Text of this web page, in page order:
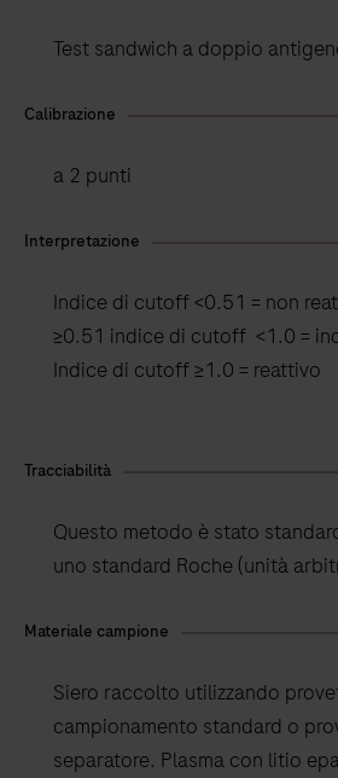
Test sandwich a doppio
Calibrazione
a 2 punti
Interpretazione
Indice di cutoff <0.51 = non
≥0.51 indice di cutoff <1.0 =
Indice di cutoff ≥1.0 = reattivo
Tracciabilità
Questo metodo è stato
uno standard Roche (unità
Materiale campione
Siero raccolto utilizzando
campionamento standard o
separatore. Plasma con litio